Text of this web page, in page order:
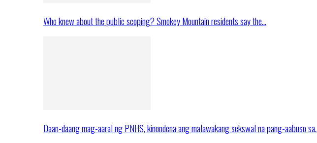
Who knew about the public scoping? Smokey Mountain residents say the…
Daan-daang mag-aaral ng PNHS, kinondena ang malawakang sekswal na pang-aabuso